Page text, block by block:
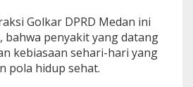
Golkar DPRD Medan ini
bahwa penyakit yang datang
kebiasaan sehari-hari yang
pola hidup sehat.